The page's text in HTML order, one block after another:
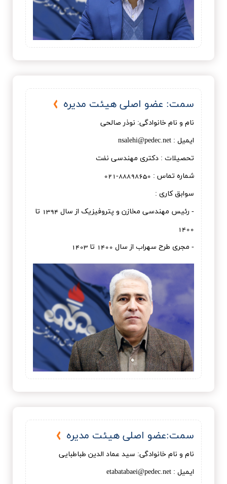
سمت: عضو اصلی هیئت مدیره
نام و نام خانوادگی: نوذر صالحی
ایمیل : nsalehi@pedec.net
تحصیلات : دكتری مهندسی نفت
شماره تماس : 88898650-021
سوابق کاری :
- رئیس مهندسی مخازن و پتروفیزیک از سال 1394 تا
1400
- مجری طرح سهراب از سال 1400 تا 1403
سمت:عضو اصلی هيئت مديره
نام و نام خانوادگی: سيد عماد الدين طباطبايی
ایمیل : etabatabaei@pedec.net